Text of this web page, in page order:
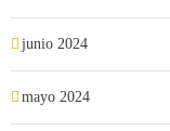
junio 2024
mayo 2024